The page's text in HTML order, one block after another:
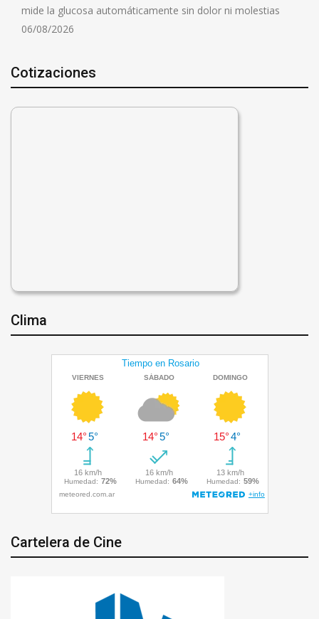
mide la glucosa automáticamente sin dolor ni molestias
06/08/2026
Cotizaciones
Clima
Cartelera de Cine